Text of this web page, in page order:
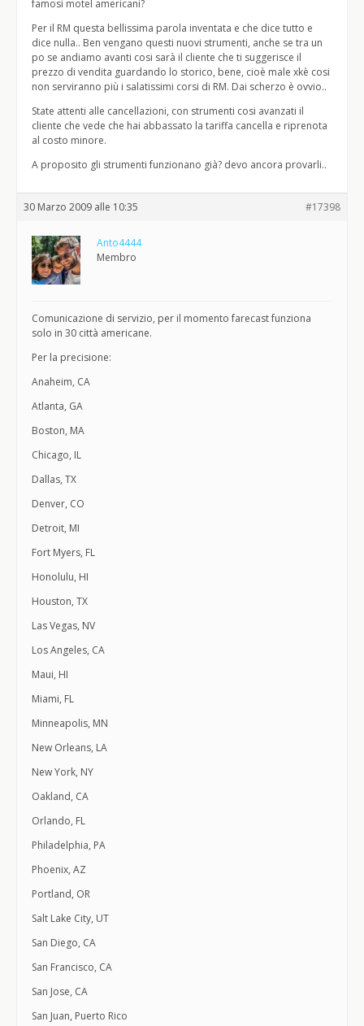
famosi motel americani?
Per il RM questa bellissima parola inventata e che dice tutto e
dice nulla.. Ben vengano questi nuovi strumenti, anche se tra un
po se andiamo avanti cosi sarà il cliente che ti suggerisce il
prezzo di vendita guardando lo storico, bene, cioè male xkè cosi
non serviranno più i salatissimi corsi di RM. Dai scherzo è ovvio..
State attenti alle cancellazioni, con strumenti cosi avanzati il
cliente che vede che hai abbassato la tariffa cancella e riprenota
al costo minore.
A proposito gli strumenti funzionano già? devo ancora provarli..
30 Marzo 2009 alle 10:35 #17398
Anto4444
Membro
Comunicazione di servizio, per il momento farecast funziona
solo in 30 città americane.
Per la precisione:
Anaheim, CA
Atlanta, GA
Boston, MA
Chicago, IL
Dallas, TX
Denver, CO
Detroit, MI
Fort Myers, FL
Honolulu, HI
Houston, TX
Las Vegas, NV
Los Angeles, CA
Maui, HI
Miami, FL
Minneapolis, MN
New Orleans, LA
New York, NY
Oakland, CA
Orlando, FL
Philadelphia, PA
Phoenix, AZ
Portland, OR
Salt Lake City, UT
San Diego, CA
San Francisco, CA
San Jose, CA
San Juan, Puerto Rico